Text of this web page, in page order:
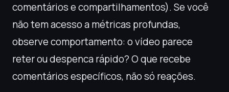
comentários e compartilhamentos). Se você
não tem acesso a métricas profundas,
observe comportamento: o vídeo parece
reter ou despenca rápido? O que recebe
comentários específicos, não só reações.